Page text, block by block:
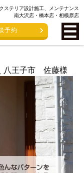
予約
ステリア設計施工、メンテナンス
南大沢店・橋本店・相模原店
八王子市 佐藤様